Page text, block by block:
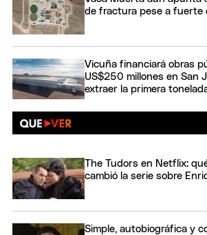
de fractura pese a fuerte
Vicuña financiará obras
US$250 millones en San
extraer la primera
The Tudors en Netflix:
cambió la serie sobre
Simple, autobiográfica y